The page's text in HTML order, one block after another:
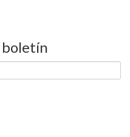
boletín